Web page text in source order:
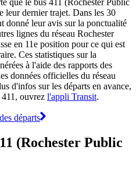
que le bus 411 (Rochester Public
leur dernier trajet. Dans les 30
donné leur avis sur la ponctualité
lignes du réseau Rochester
en 11e position pour ce qui est
Ces statistiques sur la
à l'aide des rapports des
données officielles du réseau
d'infos sur les départs en avance,
ouvrez l'appli Transit.
départs
(Rochester Public